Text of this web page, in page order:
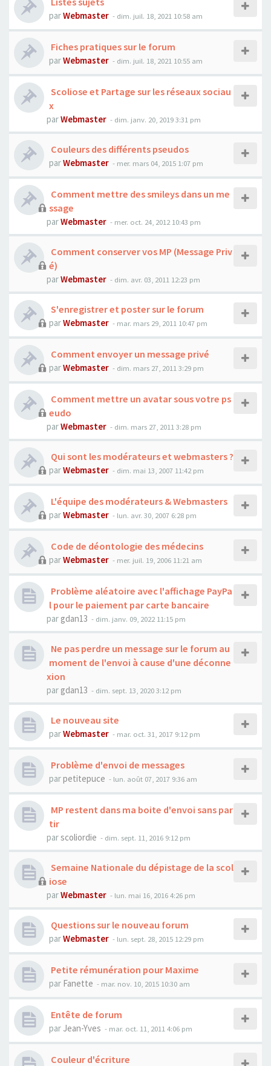
parWebmaster - dim. juil. 18, 2021 10:58 am
Fiches pratiques sur le forum
parWebmaster - dim. juil. 18, 2021 10:55 am
Scoliose et Partage sur les réseaux sociau
x
parWebmaster - dim. janv. 20, 2019 3:31 pm
Couleurs des différents pseudos
parWebmaster - mer. mars 04, 2015 1:07 pm
Comment mettre des smileys dans un me
ssage
parWebmaster - mer. oct. 24, 2012 10:43 pm
Comment conserver vos MP (Message Priv
é)
parWebmaster - dim. avr. 03, 2011 12:23 pm
S'enregistrer et poster sur le forum
parWebmaster - mar. mars 29, 2011 10:47 pm
Comment envoyer un message privé
parWebmaster - dim. mars 27, 2011 3:29 pm
Comment mettre un avatar sous votre ps
eudo
parWebmaster - dim. mars 27, 2011 3:28 pm
Qui sont les modérateurs et webmasters ?
parWebmaster - dim. mai 13, 2007 11:42 pm
L'équipe des modérateurs & Webmasters
parWebmaster - lun. avr. 30, 2007 6:28 pm
Code de déontologie des médecins
parWebmaster - mer. juil. 19, 2006 11:21 am
Problème aléatoire avec l'affichage PayPa
l pour le paiement par carte bancaire
par gdan13 - dim. janv. 09, 2022 11:15 pm
Ne pas perdre un message sur le forum au
moment de l'envoi à cause d'une déconne
xion
par gdan13 - dim. sept. 13, 2020 3:12 pm
Le nouveau site
parWebmaster - mar. oct. 31, 2017 9:12 pm
Problème d'envoi de messages
parpetitepuce - lun. août 07, 2017 9:36 am
MP restent dans ma boite d'envoi sans par
tir
parscoliordie - dim. sept. 11, 2016 9:12 pm
Semaine Nationale du dépistage de la scol
iose
parWebmaster - lun. mai 16, 2016 4:26 pm
Questions sur le nouveau forum
parWebmaster - lun. sept. 28, 2015 12:29 pm
Petite rémunération pour Maxime
par Fanette - mar. nov. 10, 2015 10:30 am
Entête de forum
par Jean-Yves - mar. oct. 11, 2011 4:06 pm
Couleur d'écriture